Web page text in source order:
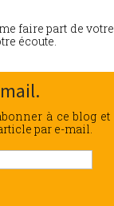
faire part de votre
écoute.
à ce blog et
par e-mail.